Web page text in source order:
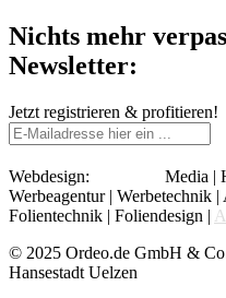
Nichts mehr
Newsletter:
Jetzt registrieren & profitieren!
Webdesign:
Media |
Werbeagentur | Werbetechnik
Folientechnik | Foliendesign |
© 2025 Ordeo.de GmbH &
Hansestadt Uelzen